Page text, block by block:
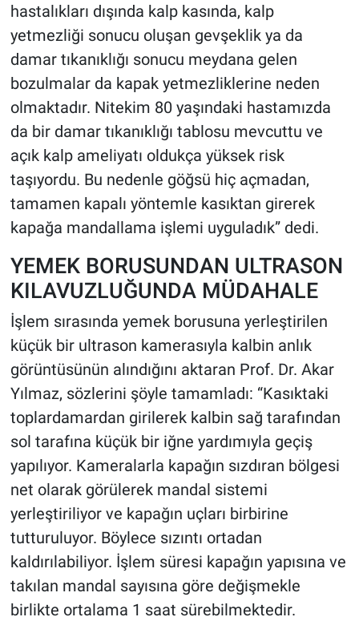
hastalıkları dışında kalp kasında, kalp
yetmezliği sonucu oluşan gevşeklik ya da
damar tıkanıklığı sonucu meydana gelen
bozulmalar da kapak yetmezliklerine neden
olmaktadır. Nitekim 80 yaşındaki hastamızda
da bir damar tıkanıklığı tablosu mevcuttu ve
açık kalp ameliyatı oldukça yüksek risk
taşıyordu. Bu nedenle göğsü hiç açmadan,
tamamen kapalı yöntemle kasıktan girerek
kapağa mandallama işlemi uyguladık” dedi.
YEMEK BORUSUNDAN ULTRASON
KILAVUZLUĞUNDA MÜDAHALE
İşlem sırasında yemek borusuna yerleştirilen
küçük bir ultrason kamerasıyla kalbin anlık
görüntüsünün alındığını aktaran Prof. Dr. Akar
Yılmaz, sözlerini şöyle tamamladı: “Kasıktaki
toplardamardan girilerek kalbin sağ tarafından
sol tarafına küçük bir iğne yardımıyla geçiş
yapılıyor. Kameralarla kapağın sızdıran bölgesi
net olarak görülerek mandal sistemi
yerleştiriliyor ve kapağın uçları birbirine
tutturuluyor. Böylece sızıntı ortadan
kaldırılabiliyor. İşlem süresi kapağın yapısına ve
takılan mandal sayısına göre değişmekle
birlikte ortalama 1 saat sürebilmektedir.